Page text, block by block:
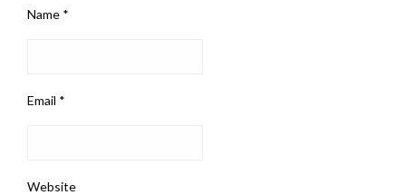
Name *
Email *
Website